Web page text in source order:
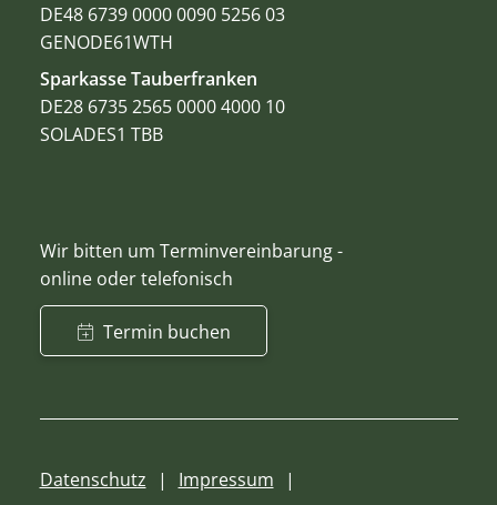
DE48 6739 0000 0090 5256 03
GENODE61WTH
Sparkasse Tauberfranken
DE28 6735 2565 0000 4000 10
SOLADES1 TBB
Wir bitten um Terminvereinbarung -
online oder telefonisch
Termin buchen
Datenschutz
Impressum